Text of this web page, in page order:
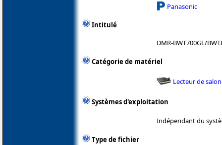
Panasonic
Intitulé
DMR-BWT700GL/
Catégorie de matériel
Lecteur de salon
Systèmes d'exploitation
Indépendant du
Type de fichier